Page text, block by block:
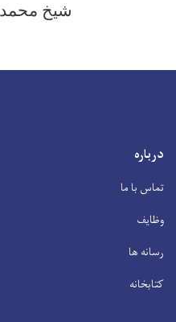
شیخ محمد
درباره
تماس با ما
وظایف
رسانه ها
کتابخانه